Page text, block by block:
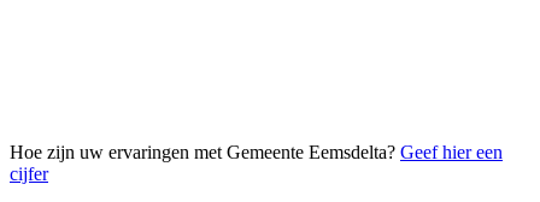
Hoe zijn uw ervaringen met Gemeente Eemsdelta? Geef hier een
cijfer